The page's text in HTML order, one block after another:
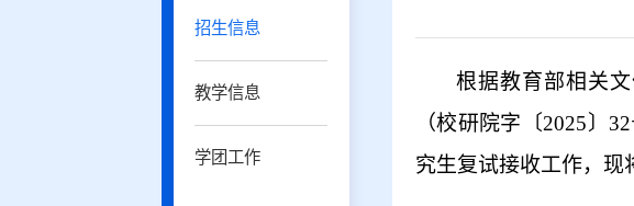
招生信息
教学信息
学团工作
根据教育部相关
（校研院字〔2025〕 32
究生复试接收工作，现